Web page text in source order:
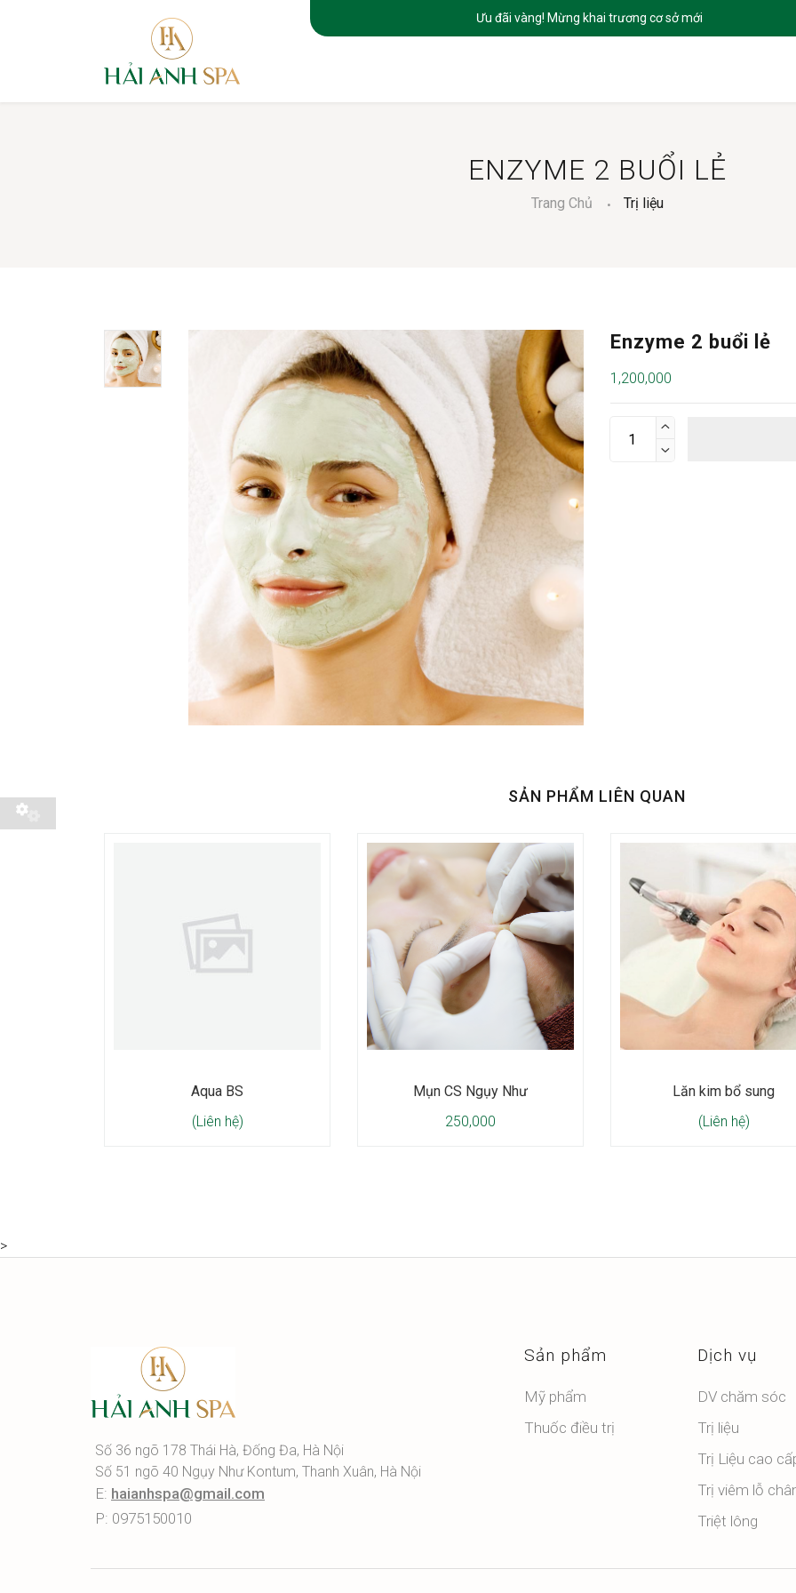
ENZYME 2 BUỔI LẺ
Trang Chủ Trị liệu
Enzyme 2 buổi lẻ
1,200,000


SẢN PHẨM LIÊN QUAN
Aqua BS
(Liên hệ)
Mụn CS Ngụy Như
250,000
Lăn kim bổ sung
(Liên hệ)
>
Số 36 ngõ 178 Thái Hà, Đống Đa, Hà Nội
Số 51 ngõ 40 Ngụy Như Kontum, Thanh Xuân, Hà Nội
E: haianhspa@gmail.com
P: 0975150010
Sản phẩm
Mỹ phẩm
Thuốc điều trị
Dịch vụ
DV chăm sóc
Trị liệu
Trị Liệu cao
Trị viêm lỗ
Triệt lông